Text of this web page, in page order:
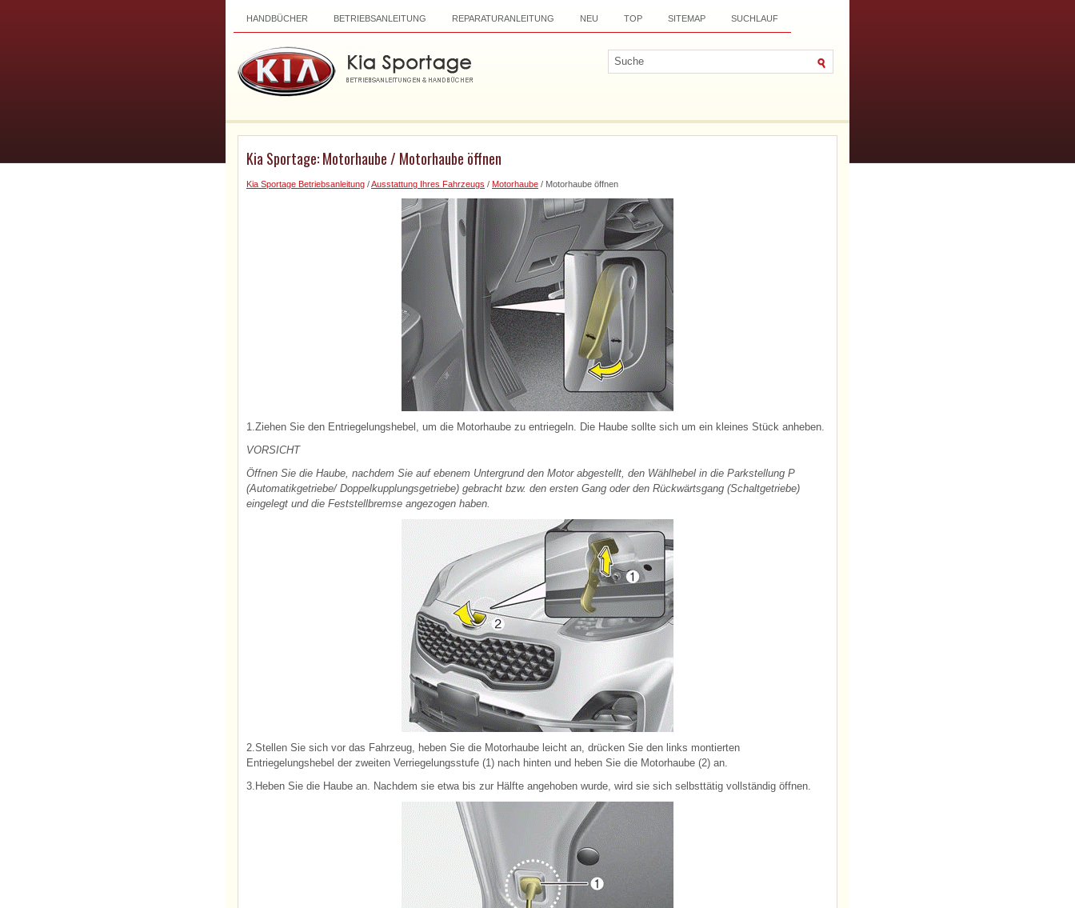
HANDBÜCHER BETRIEBSANLEITUNG REPARATURANLEITUNG NEU TOP SITEMAP SUCHLAUF
Kia Sportage: Motorhaube / Motorhaube öffnen
Kia Sportage Betriebsanleitung /Ausstattung Ihres Fahrzeugs / Motorhaube / Motorhaube öffnen
1.Ziehen Sie den Entriegelungshebel, um die Motorhaube zu entriegeln. Die Haube sollte sich um ein kleines Stück anheben.
VORSICHT
Öffnen Sie die Haube, nachdem Sie auf ebenem Untergrund den Motor abgestellt, den Wählhebel in die Parkstellung P
(Automatikgetriebe/ Doppelkupplungsgetriebe) gebracht bzw. den ersten Gang oder den Rückwärtsgang (Schaltgetriebe)
eingelegt und die Feststellbremse angezogen haben.
2.Stellen Sie sich vor das Fahrzeug, heben Sie die Motorhaube leicht an, drücken Sie den links montierten
Entriegelungshebel der zweiten Verriegelungsstufe (1) nach hinten und heben Sie die Motorhaube (2) an.
3.Heben Sie die Haube an. Nachdem sie etwa bis zur Hälfte angehoben wurde, wird sie sich selbsttätig vollständig öffnen.